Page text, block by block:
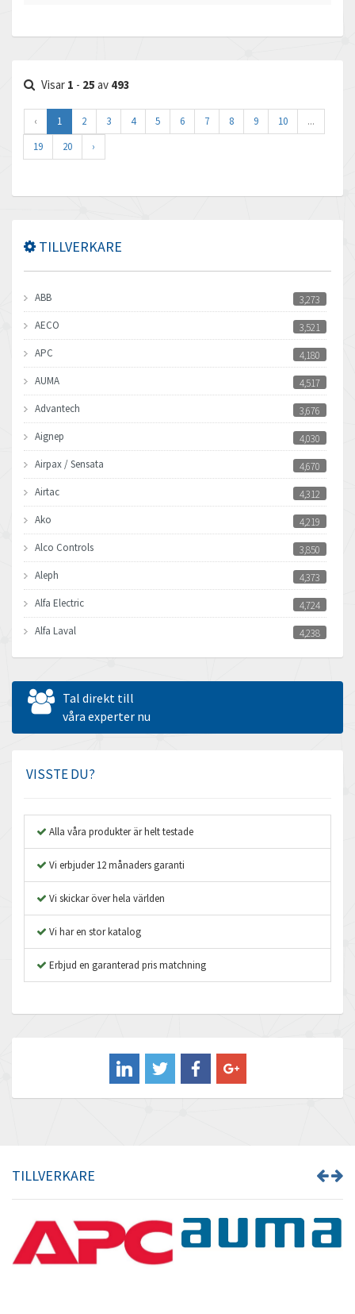
Visar 1 - 25 av 493
‹ 1 2 3 4 5 6 7 8 9 10
...
19
20 ›
TILLVERKARE
ABB
3,273
AECO
3,521
APC
4,180
AUMA
4,517
Advantech
3,676
Aignep
4,030
Airpax / Sensata
4,670
Airtac
4,312
Ako
4,219
Alco Controls
3,850
Aleph
4,373
Alfa Electric
4,724
Alfa Laval
4,238
Allen Bradley
3,095
Allen West
Amperite
Amplicon Liveline
Apex Dynamics
Asco Numatics
Atos
4,673
Aventics
B&R
Barber Colman
3,554
Baumuller
3,029
Tal direkt till
våra experter nu
VISSTE DU?
Alla våra produkter är helt testade
Vi erbjuder 12 månaders garanti
Vi skickar över hela världen
Vi har en stor katalog
Erbjud en garanterad pris matchning
TILLVERKARE